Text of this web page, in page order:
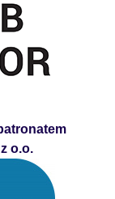
o.o.